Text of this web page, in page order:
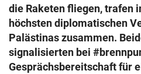
die Raketen fliegen, trafen
höchsten diplomatischen
Palästinas zusammen.
signalisierten bei
Gesprächsbereitschaft für